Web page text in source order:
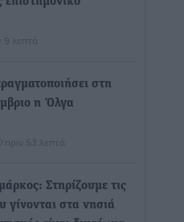
9 λεπτά
στη
η Όλγα
πριν 53 λεπτά
Στηρίζουμε τις
γίνονται στα νησιά